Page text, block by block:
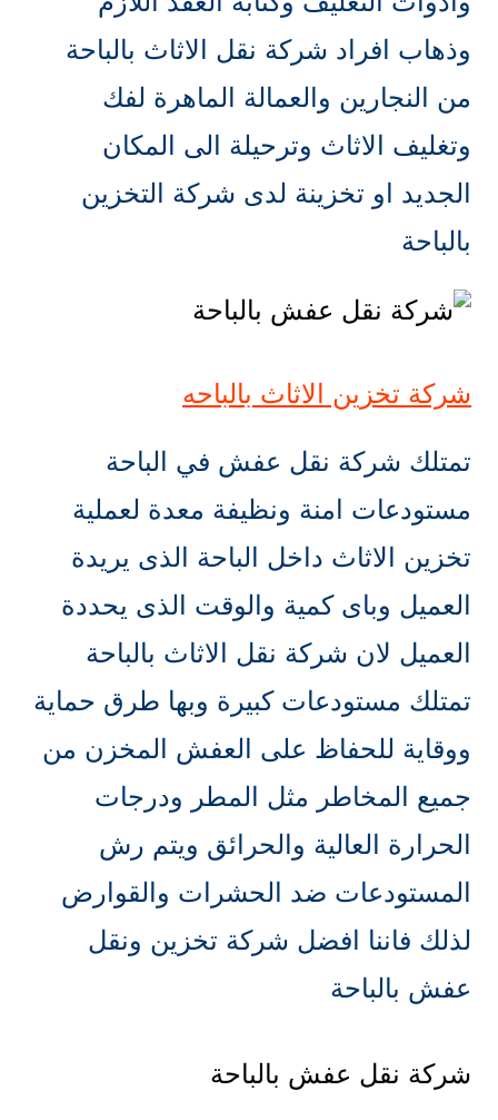
وذهاب افراد شركة نقل الاثاث بالباحة
من النجارين والعمالة الماهرة لفك
وتغليف الاثاث وترحيلة الى المكان
الجديد او تخزينة لدى شركة التخزين
بالباحة
شركة تخزين الاثاث بالباحه
تمتلك شركة نقل عفش في الباحة
مستودعات امنة ونظيفة معدة لعملية
تخزين الاثاث داخل الباحة الذى يريدة
العميل وباى كمية والوقت الذى يحددة
العميل لان شركة نقل الاثاث بالباحة
تمتلك مستودعات كبيرة وبها طرق حماية
ووقاية للحفاظ على العفش المخزن من
جميع المخاطر مثل المطر ودرجات
الحرارة العالية والحرائق ويتم رش
المستودعات ضد الحشرات والقوارض
لذلك فاننا افضل شركة تخزين ونقل
عفش بالباحة
شركة نقل عفش بالباحة